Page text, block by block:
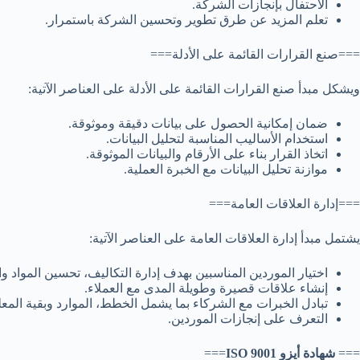
الاحتفال بإنجازات الشركة.
تعلم المزيد عن طرق تطوير وتحسين الشركة باستمرار.
===صنع القرارات القائمة على الأدلة===
ويشكل مبدأ صنع القرارات القائمة على الأدلة على العناصر الآتية:
ضمان إمكانية الحصول على بيانات دقيقة وموثوقة.
استخدام الأساليب المناسبة لتحليل البيانات.
اتخاذ القرار بناء على الأرقام والبيانات الموثوقة.
موازنة تحليل البيانات مع الخبرة العملية.
===إدارة العلاقات العامة===
يشتمل مبدأ إدارة العلاقات العامة على العناصر الآتية:
اختيار الموردين المناسبين بهدف إدارة التكاليف، تحسين المواد
إنشاء علاقات قصيرة وطويلة المدى مع العملاء.
تبادل الخبرات مع الشركاء بما يشمل الخطط، الموارد وبقية
التعرف على إنجازات الموردين.
=== شهادة أيزو ISO 9001 ===